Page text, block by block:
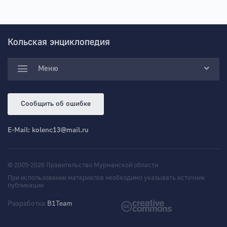
Кольская энциклопедия
Меню
Сообщить об ошибке
E-Mail: kolenc13@mail.ru
© 2005-2026 Правительство Мурманской области
При использовании материалов необходимо указывать источник
публикации
Разработка B1Team